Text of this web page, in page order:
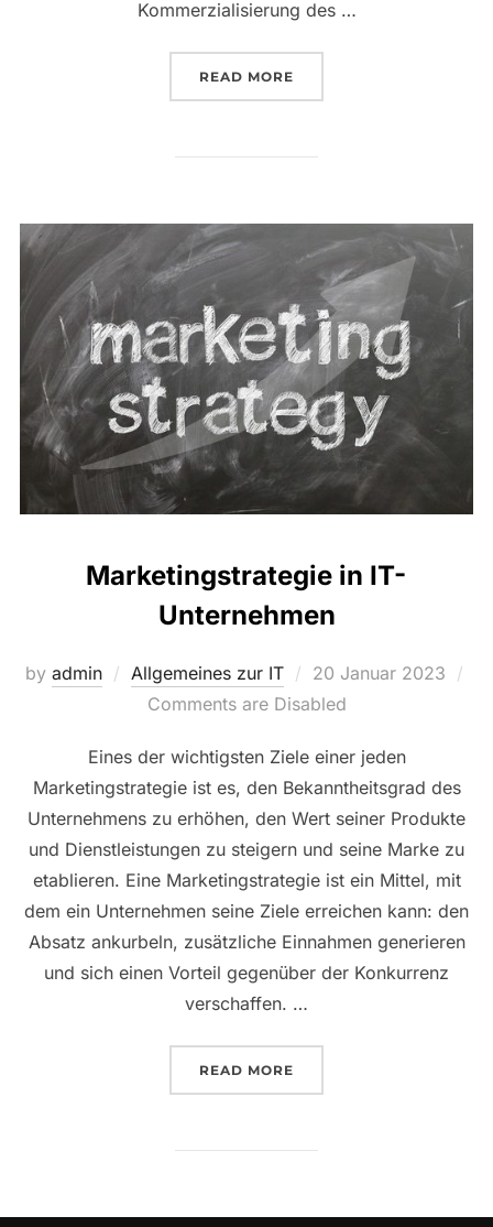
Kommerzialisierung des …
READ MORE
Marketingstrategie in IT-
Unternehmen
by admin Allgemeines zur IT
Posted
on
20 Januar 2023
Comments are Disabled
Eines der wichtigsten Ziele einer jeden
Marketingstrategie ist es, den Bekanntheitsgrad des
Unternehmens zu erhöhen, den Wert seiner Produkte
und Dienstleistungen zu steigern und seine Marke zu
etablieren. Eine Marketingstrategie ist ein Mittel, mit
dem ein Unternehmen seine Ziele erreichen kann: den
Absatz ankurbeln, zusätzliche Einnahmen generieren
und sich einen Vorteil gegenüber der Konkurrenz
verschaffen. …
READ MORE